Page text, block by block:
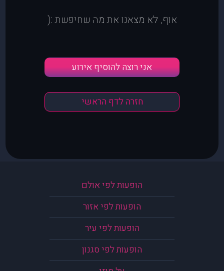
אוף, לא מצאנו את מה שחיפשת :(
אני רוצה להוסיף אירוע
חזרה לדף הראשי
הופעות לפי אולם
הופעות לפי אזור
הופעות לפי עיר
הופעות לפי סגנון